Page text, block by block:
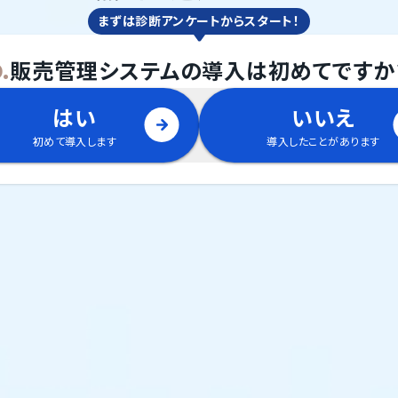
まずは診断アンケートからスタート！
販売管理システムの導入は初めてですか
はい
初めて導入します
いいえ
導入したことがあります